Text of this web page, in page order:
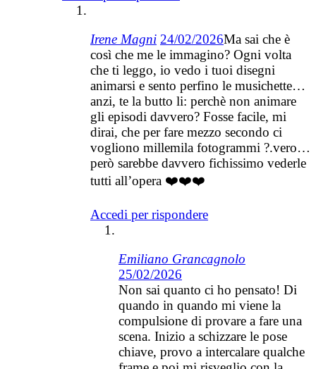
Irene Magni 24/02/2026Ma sai che è
così che me le immagino? Ogni volta
che ti leggo, io vedo i tuoi disegni
animarsi e sento perfino le musichette…
anzi, te la butto li: perchè non animare
gli episodi davvero? Fosse facile, mi
dirai, che per fare mezzo secondo ci
vogliono millemila fotogrammi ?.vero…
però sarebbe davvero fichissimo vederle
tutti all’opera ❤️❤️❤️
Accedi per rispondere
Emiliano Grancagnolo
25/02/2026
Non sai quanto ci ho pensato! Di
quando in quando mi viene la
compulsione di provare a fare una
scena. Inizio a schizzare le pose
chiave, provo a intercalare qualche